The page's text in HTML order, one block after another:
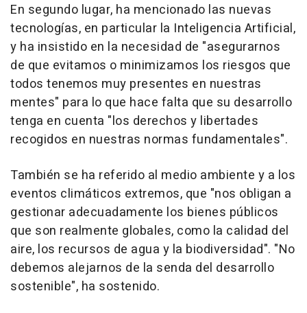
En segundo lugar, ha mencionado las nuevas
tecnologías, en particular la Inteligencia Artificial,
y ha insistido en la necesidad de "asegurarnos
de que evitamos o minimizamos los riesgos que
todos tenemos muy presentes en nuestras
mentes" para lo que hace falta que su desarrollo
tenga en cuenta "los derechos y libertades
recogidos en nuestras normas fundamentales".
También se ha referido al medio ambiente y a los
eventos climáticos extremos, que "nos obligan a
gestionar adecuadamente los bienes públicos
que son realmente globales, como la calidad del
aire, los recursos de agua y la biodiversidad". "No
debemos alejarnos de la senda del desarrollo
sostenible", ha sostenido.